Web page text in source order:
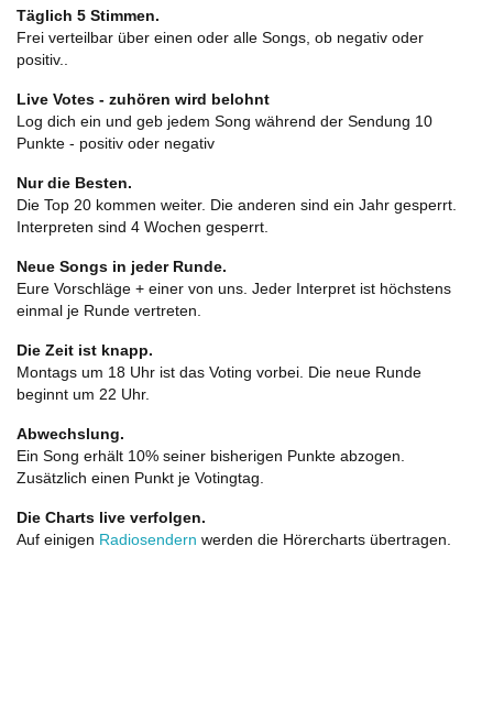
Täglich 5 Stimmen.
Frei verteilbar über einen oder alle Songs, ob negativ oder
positiv..
Live Votes - zuhören wird belohnt
Log dich ein und geb jedem Song während der Sendung 10
Punkte - positiv oder negativ
Nur die Besten.
Die Top 20 kommen weiter. Die anderen sind ein Jahr gesperrt.
Interpreten sind 4 Wochen gesperrt.
Neue Songs in jeder Runde.
Eure Vorschläge + einer von uns. Jeder Interpret ist höchstens
einmal je Runde vertreten.
Die Zeit ist knapp.
Montags um 18 Uhr ist das Voting vorbei. Die neue Runde
beginnt um 22 Uhr.
Abwechslung.
Ein Song erhält 10% seiner bisherigen Punkte abzogen.
Zusätzlich einen Punkt je Votingtag.
Die Charts live verfolgen.
Auf einigen Radiosendern werden die Hörercharts übertragen.